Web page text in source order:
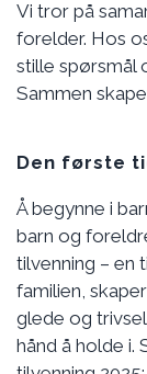
Vi tror på
forelder. Hos
stille spørsmål
Sammen
Den første
Å begynne i
barn og
tilvenning – en
familien,
glede og
hånd å holde i.